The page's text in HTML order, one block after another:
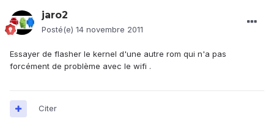
jaro2
Posté(e) 14 novembre 2011
Essayer de flasher le kernel d'une autre rom qui n'a pas
forcément de problème avec le wifi .
Citer